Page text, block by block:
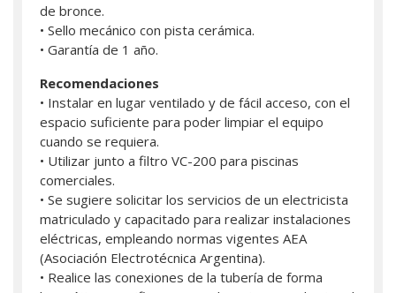
de bronce.
• Sello mecánico con pista cerámica.
• Garantía de 1 año.
Recomendaciones
• Instalar en lugar ventilado y de fácil acceso, con el
espacio suficiente para poder limpiar el equipo
cuando se requiera.
• Utilizar junto a filtro VC-200 para piscinas
comerciales.
• Se sugiere solicitar los servicios de un electricista
matriculado y capacitado para realizar instalaciones
eléctricas, empleando normas vigentes AEA
(Asociación Electrotécnica Argentina).
• Realice las conexiones de la tubería de forma